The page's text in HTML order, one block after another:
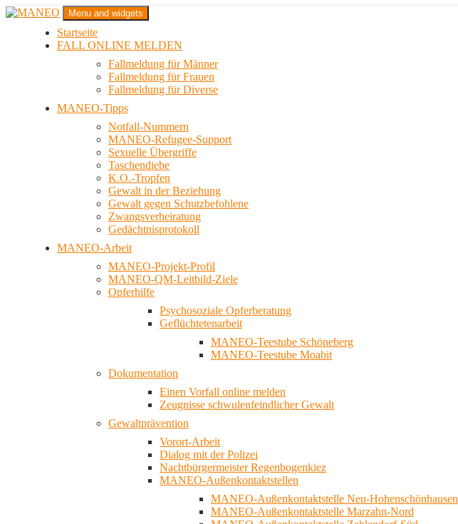
Zum
MANEO
Das schwule Anti-Gewalt-Projekt in Berlin
Menu and widgets
Startseite
FALL ONLINE MELDEN
Fallmeldung für Männer
Fallmeldung für Frauen
Fallmeldung für Diverse
MANEO-Tipps
Notfall-Nummern
MANEO-Refugee-Support
Sexuelle Übergriffe
Taschendiebe
K.O.-Tropfen
Gewalt in der Beziehung
Gewalt gegen Schutzbefohlene
Zwangsverheiratung
Gedächtnisprotokoll
MANEO-Arbeit
MANEO-Projekt-Profil
MANEO-QM-Leitbild-Ziele
Opferhilfe
Psychosoziale Opferberatung
Geflüchtetenarbeit
MANEO-Teestube Schöneberg
MANEO-Teestube Moabit
Dokumentation
Einen Vorfall online melden
Zeugnisse schwulenfeindlicher Gewalt
Gewaltprävention
Vorort-Arbeit
Dialog mit der Polizei
Nachtbürgermeister Regenbogenkiez
MANEO-Außenkontaktstellen
MANEO-Außenkontaktstelle Neu-Hohenschönhausen
MANEO-Außenkontaktstelle Marzahn-Nord